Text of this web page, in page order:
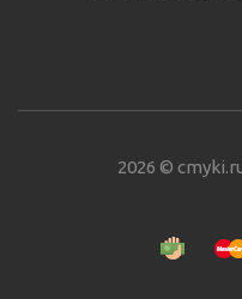
2026 ©